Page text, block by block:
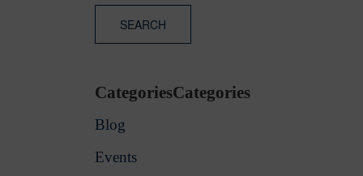
CategoriesCategories
Blog
Events